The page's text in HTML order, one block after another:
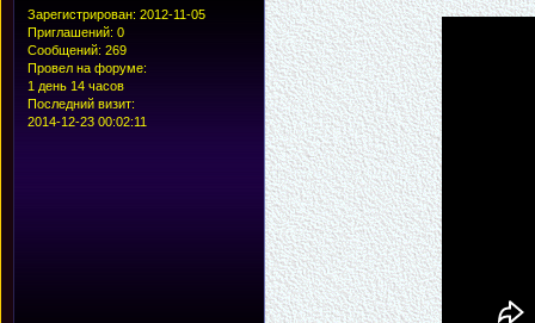
Зарегистрирован: 2012-11-05
Приглашений: 0
Сообщений: 269
Провел на форуме:
1 день 14 часов
Последний визит:
2014-12-23 00:02:11